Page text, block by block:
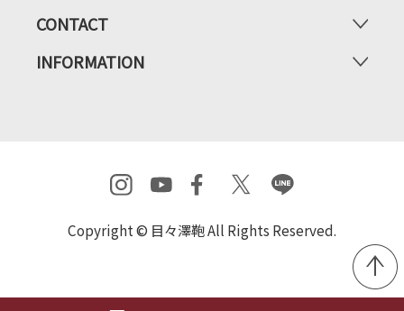
CONTACT
INFORMATION
Copyright © 目々澤鞄 All Rights Reserved.